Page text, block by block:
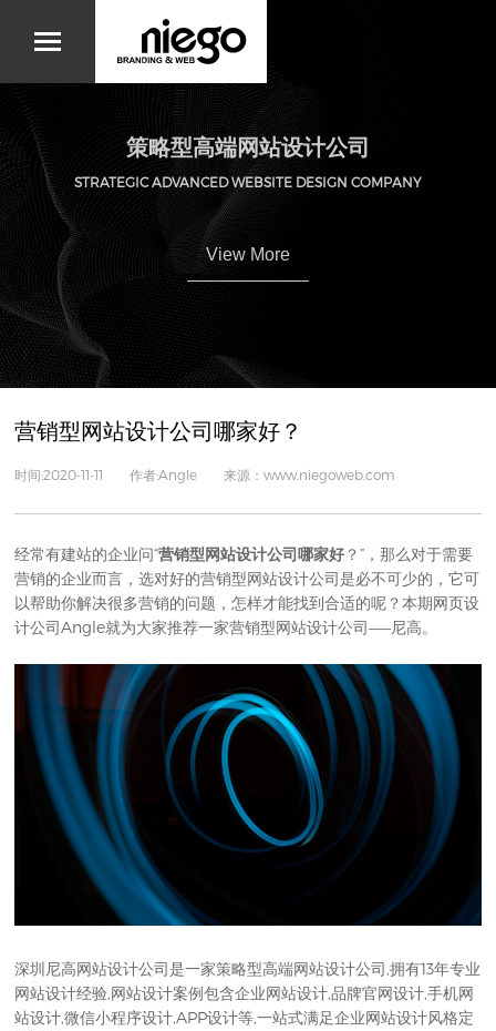
策略型高端网站设计公司
STRATEGIC ADVANCED WEBSITE DESIGN COMPANY
View More
营销型网站设计公司哪家好？
时间:2020-11-11 作者:Angle 来源：www.niegoweb.com
经常有建站的企业问“营销型网站设计公司哪家好 ？”，那么对于需要
营销的企业而言，选对好的营销型网站设计公司是必不可少的，它可
以帮助你解决很多营销的问题，怎样才能找到合适的呢？本期网页设
计公司Angle就为大家推荐一家营销型网站设计公司——尼高。
深圳尼高网站设计公司是一家策略型高端网站设计公司,拥有13年专业
网站设计经验,网站设计案例包含企业网站设计,品牌官网设计,手机网
站设计,微信小程序设计,APP设计等,一站式满足企业网站设计风格定